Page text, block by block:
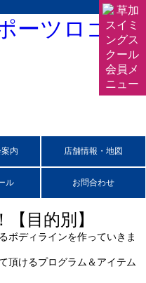
内 店舗情報・地図
ル お問合わせ
ボディラインを作っていきま
頂けるプログラム＆アイテム